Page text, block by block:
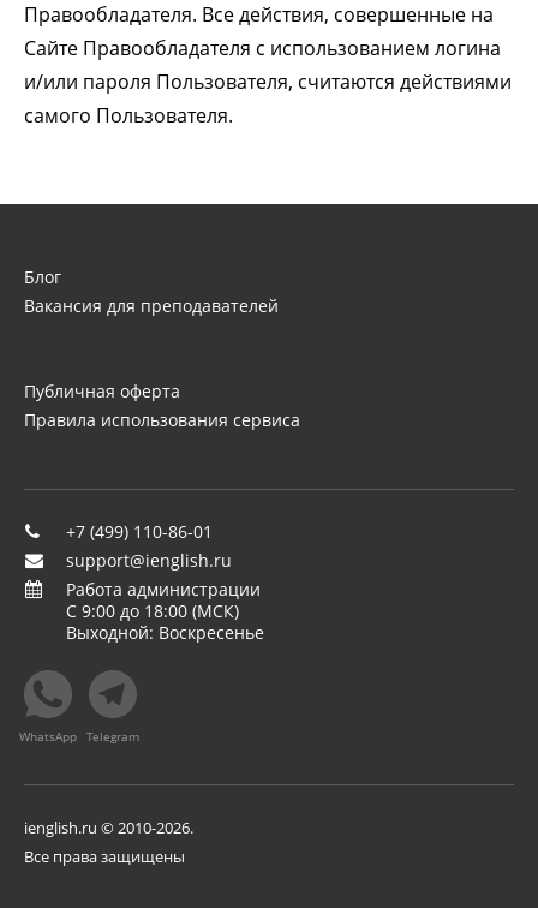
Правообладателя. Все действия, совершенные на
Сайте Правообладателя с использованием логина
и/или пароля Пользователя, считаются действиями
самого Пользователя.
Блог
Вакансия для преподавателей
Публичная оферта
Правила использования сервиса
+7 (499) 110-86-01
support@ienglish.ru
Работа администрации
C 9:00 до 18:00 (МСК)
Выходной: Воскресенье
ienglish.ru © 2010-2026.
Все права защищены